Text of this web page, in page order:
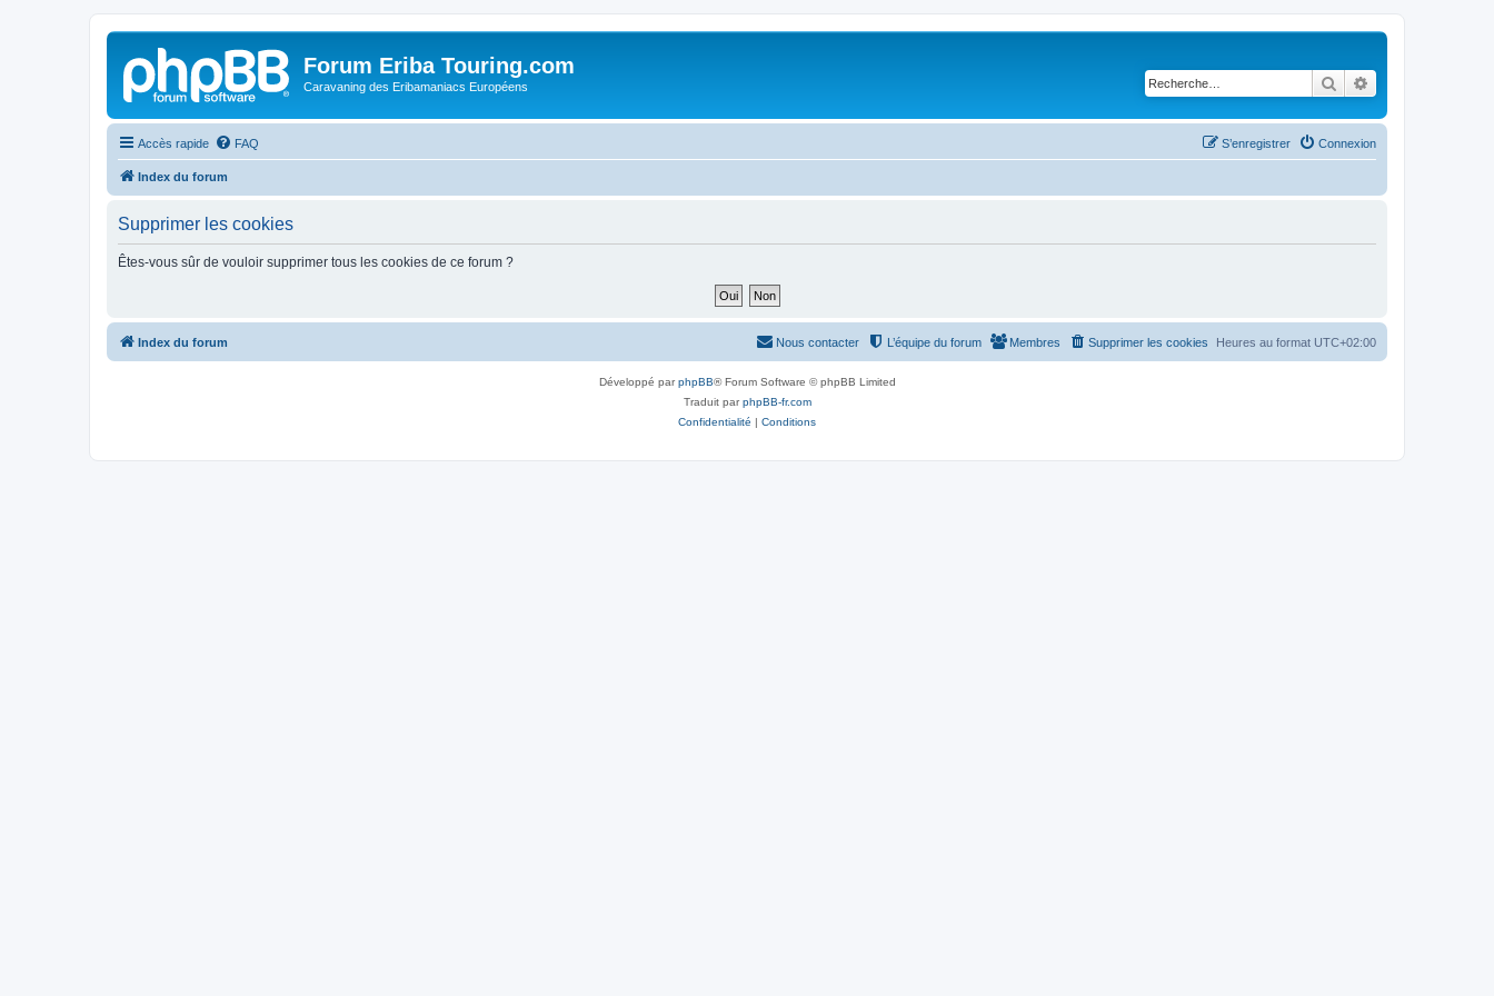
Forum Eriba Touring.com
Caravaning des Eribamaniacs Européens Rechercher
Accès rapide FAQ Connexion
S’enregistrer
Index du forum
Supprimer les cookies
Êtes-vous sûr de vouloir supprimer tous les cookies de ce forum ?
Index du forum Heures au format UTC+02:00
Supprimer les cookies
Membres
L’équipe du forum
Nous contacter
Développé parphpBB® Forum Software © phpBB Limited
Traduit parphpBB-fr.com
Confidentialité | Conditions